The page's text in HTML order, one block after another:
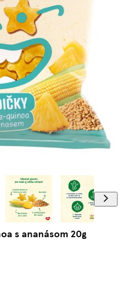
s ananásom 20g